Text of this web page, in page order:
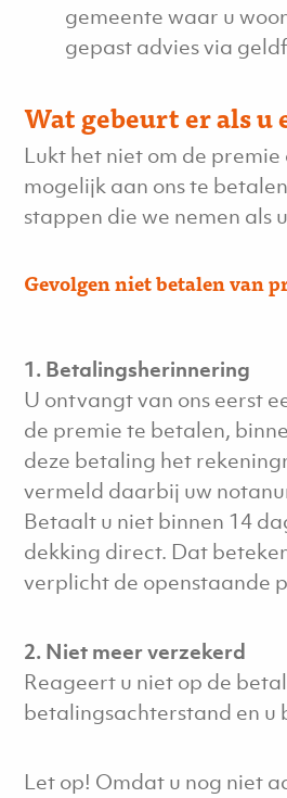
gemeente waar u
gepast advies via
Wat gebeurt er als
Lukt het niet om de
mogelijk aan ons te
stappen die we nemen als
Gevolgen niet betalen van
1. Betalingsherinnering
U ontvangt van ons eerst
de premie te betalen,
deze betaling het
vermeld daarbij uw
Betaalt u niet binnen 14
dekking direct. Dat
verplicht de openstaande
2. Niet meer verzekerd
Reageert u niet op de
betalingsachterstand en u
Let op! Omdat u nog niet